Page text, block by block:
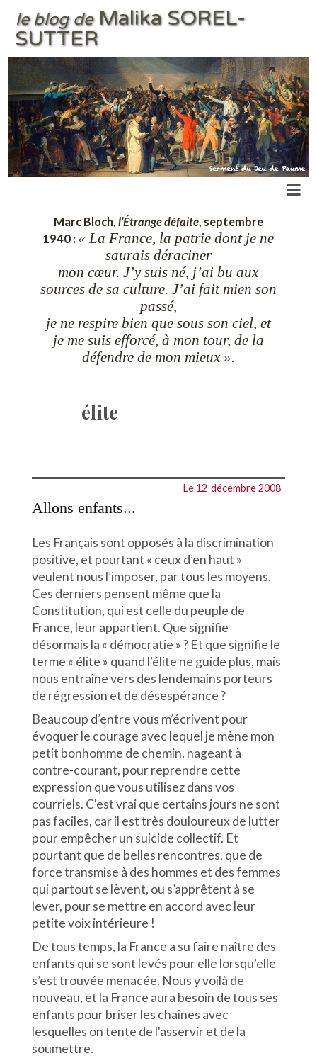
le blog deMalika SOREL-
SUTTER
Marc Bloch, l’Étrange défaite, septembre
1940 : « La France, la patrie dont je ne
saurais déraciner
mon cœur. J’y suis né, j’ai bu aux
sources de sa culture. J’ai fait mien son
passé,
je ne respire bien que sous son ciel, et
je me suis efforcé, à mon tour, de la
défendre de mon mieux ».
élite
Le 12 décembre 2008
Allons enfants...
Les Français sont opposés à la discrimination
positive, et pourtant « ceux d’en haut »
veulent nous l’imposer, par tous les moyens.
Ces derniers pensent même que la
Constitution, qui est celle du peuple de
France, leur appartient. Que signifie
désormais la « démocratie » ? Et que signifie le
terme « élite » quand l’élite ne guide plus, mais
nous entraîne vers des lendemains porteurs
de régression et de désespérance ?
Beaucoup d’entre vous m’écrivent pour
évoquer le courage avec lequel je mène mon
petit bonhomme de chemin, nageant à
contre-courant, pour reprendre cette
expression que vous utilisez dans vos
courriels. C'est vrai que certains jours ne sont
pas faciles, car il est très douloureux de lutter
pour empêcher un suicide collectif. Et
pourtant que de belles rencontres, que de
force transmise à des hommes et des femmes
qui partout se lèvent, ou s’apprêtent à se
lever, pour se mettre en accord avec leur
petite voix intérieure !
De tous temps, la France a su faire naître des
enfants qui se sont levés pour elle lorsqu’elle
s’est trouvée menacée. Nous y voilà de
nouveau, et la France aura besoin de tous ses
enfants pour briser les chaînes avec
lesquelles on tente de l'asservir et de la
soumettre.